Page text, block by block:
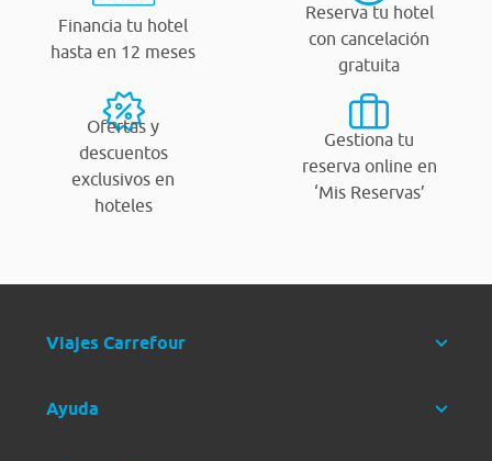
Financia tu hotel
hasta en 12 meses
Reserva tu hotel
con cancelación
gratuita
Ofertas y
descuentos
exclusivos en
hoteles
Gestiona tu
reserva online en
‘Mis Reservas’
Viajes Carrefour
Ayuda